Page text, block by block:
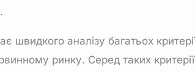
швидкого аналізу багатьох
ринку. Серед таких